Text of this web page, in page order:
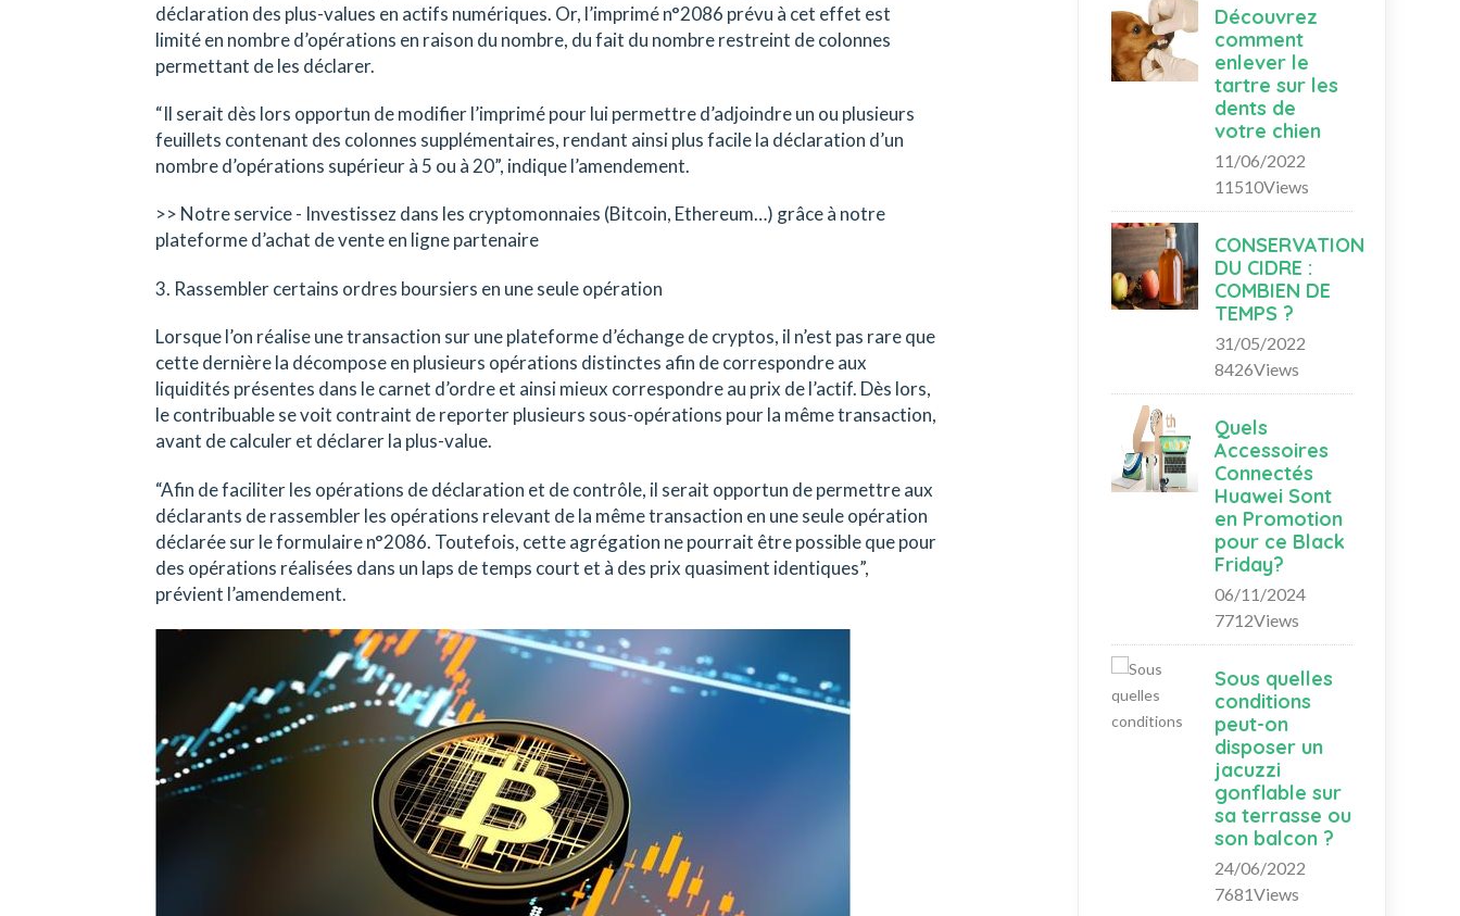
déclaration des plus-values en actifs numériques. Or, l’imprimé n°2086 prévu à cet effet est
limité en nombre d’opérations en raison du nombre, du fait du nombre restreint de colonnes
permettant de les déclarer.
“Il serait dès lors opportun de modifier l’imprimé pour lui permettre d’adjoindre un ou plusieurs
feuillets contenant des colonnes supplémentaires, rendant ainsi plus facile la déclaration d’un
nombre d’opérations supérieur à 5 ou à 20”, indique l’amendement.
>> Notre service - Investissez dans les cryptomonnaies (Bitcoin, Ethereum…) grâce à notre
plateforme d’achat de vente en ligne partenaire
3. Rassembler certains ordres boursiers en une seule opération
Lorsque l’on réalise une transaction sur une plateforme d’échange de cryptos, il n’est pas rare que
cette dernière la décompose en plusieurs opérations distinctes afin de correspondre aux
liquidités présentes dans le carnet d’ordre et ainsi mieux correspondre au prix de l’actif. Dès lors,
le contribuable se voit contraint de reporter plusieurs sous-opérations pour la même transaction,
avant de calculer et déclarer la plus-value.
“Afin de faciliter les opérations de déclaration et de contrôle, il serait opportun de permettre aux
déclarants de rassembler les opérations relevant de la même transaction en une seule opération
déclarée sur le formulaire n°2086. Toutefois, cette agrégation ne pourrait être possible que pour
des opérations réalisées dans un laps de temps court et à des prix quasiment identiques”,
prévient l’amendement.
Découvrez
comment
enlever le
tartre sur les
dents de
votre chien
11/06/2022
11510Views
CONSERVATION
DU CIDRE :
COMBIEN DE
TEMPS ?
31/05/2022
8426Views
Quels
Accessoires
Connectés
Huawei Sont
en Promotion
pour ce Black
Friday?
06/11/2024
7712Views
Sous quelles
conditions
peut-on
disposer un
jacuzzi
gonflable sur
sa terrasse ou
son balcon ?
24/06/2022
7681Views